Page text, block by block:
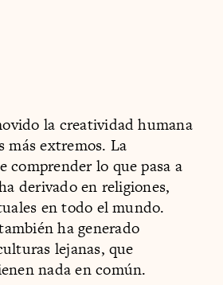
la creatividad humana
más extremos. La
comprender lo que pasa a
derivado en religiones,
en todo el mundo.
ha generado
lejanas, que
nada en común.